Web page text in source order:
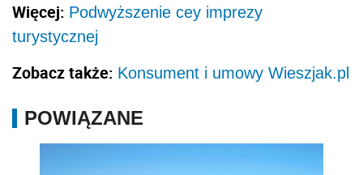
Więcej: Podwyższenie cey imprezy
turystycznej
Zobacz także: Konsument i umowy Wieszjak.pl
POWIĄZANE